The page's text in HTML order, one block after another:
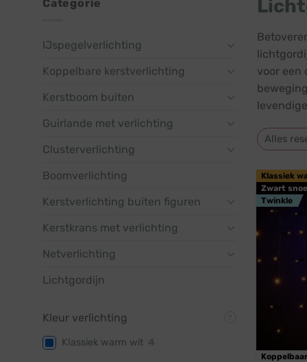
Categorie
IJspegelverlichting
Koppelbare kerstverlichting
Kerstboom buiten
Guirlande met verlichting
Clusterverlichting
Boomverlichting
Kerstverlichting buiten figuren
Kerstkrans met verlichting
Netverlichting
Lichtgordijn
Kleur verlichting
Klassiek warm wit
voor een
Alles
Klassiek
Zwart
Twinkle
Koppelbaar